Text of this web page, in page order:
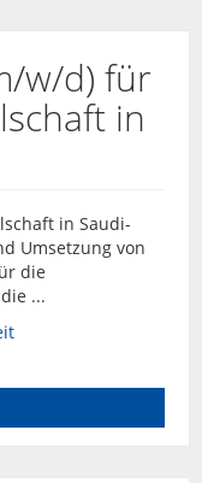
w/d) für
in
in Saudi-
Umsetzung von
die
...